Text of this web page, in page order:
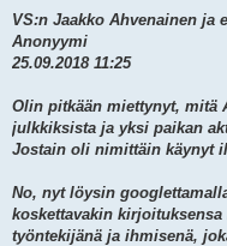
VS:n Jaakko Ahvenainen ja
Anonyymi
25.09.2018 11:25
Olin pitkään miettynyt, mitä
julkkiksista ja yksi paikan
Jostain oli nimittäin käynyt
No, nyt löysin
koskettavakin
työntekijänä ja ihmisenä,